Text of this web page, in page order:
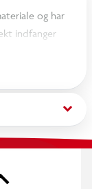
og har
indfanger
keyboard_arrow_down